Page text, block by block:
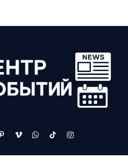
PinterestVimeoWhatsApp
TikTokInstagram